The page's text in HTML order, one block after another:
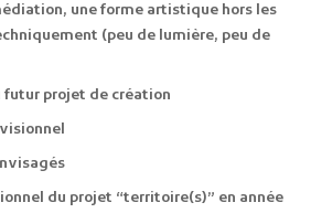
une forme artistique hors les
(peu de lumière, peu de
futur projet de création
du projet “territoire(s)” en année